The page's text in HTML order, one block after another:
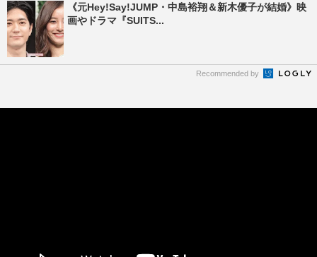
《元Hey!Say!JUMP・中島裕翔＆新木優子が結婚》映
画やドラマ『SUITS...
Recommended by